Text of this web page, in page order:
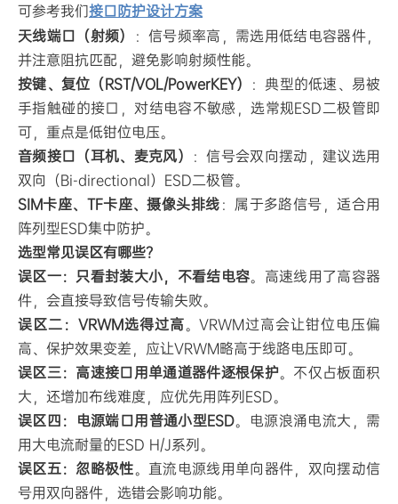
可参考我们接口防护设计方案
天线端口（射频）
：信号频率高，需选用低结电容器件，
并注意阻抗匹配，避免影响射频性能。
按键、复位（RST/VOL/PowerKEY）
：典型的低速、易被
手指触碰的接口，对结电容不敏感，选常规ESD二极管即
可，重点是低钳位电压。
音频接口（耳机、麦克风）
：信号会双向摆动，建议选用
双向（Bi-directional）ESD二极管。
SIM卡座、TF卡座、摄像头排线：属于多路信号，适合用
阵列型ESD集中防护。
选型常见误区有哪些？
误区一：只看封装大小，不看结电容。高速线用了高容器
件，会直接导致信号传输失败。
误区二：VRWM选得过高。VRWM过高会让钳位电压偏
高、保护效果变差，应让VRWM略高于线路电压即可。
误区三：高速接口用单通道器件逐根保护。不仅占板面积
大，还增加布线难度，应优先用阵列ESD。
误区四：电源端口用普通小型ESD。电源浪涌电流大，需
用大电流耐量的ESD H/J系列。
误区五：忽略极性。直流电源线用单向器件，双向摆动信
号用双向器件，选错会影响功能。